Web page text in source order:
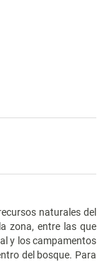
naturales del
zona, entre las que
y los campamentos
del bosque. Para